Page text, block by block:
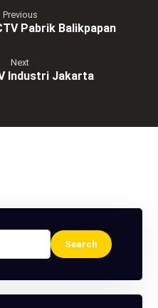
Previous
Pabrik Balikpapan
Next
Industri Jakarta